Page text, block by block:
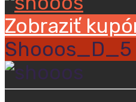
Zobraziť
Shooos_D_5